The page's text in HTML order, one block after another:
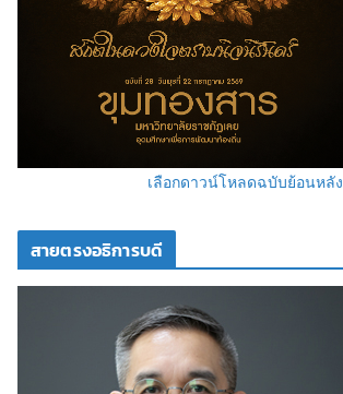
เลือกดาวน์โหลดฉบับย้อนหลัง
สายตรงอธิการบดี